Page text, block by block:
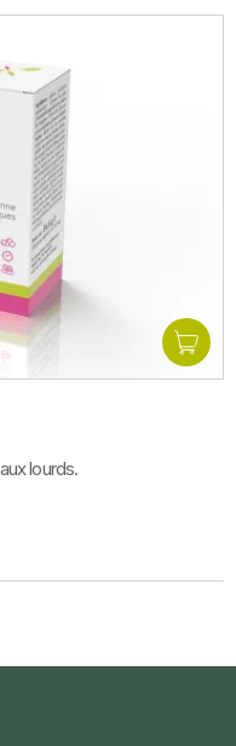
lourds.
des produits
Se connecter